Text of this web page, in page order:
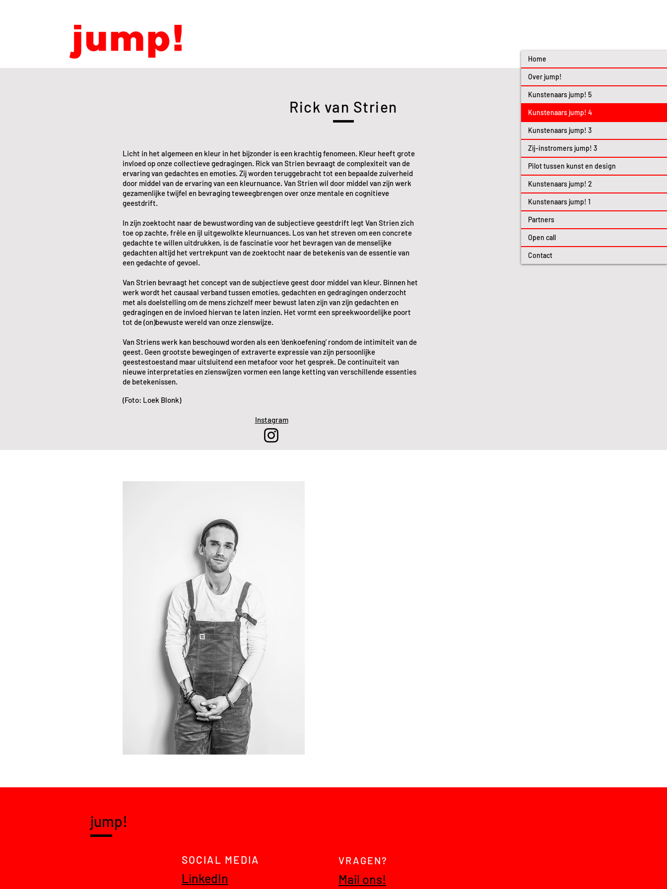
Home
Over jump!
Kunstenaars jump! 5
Kunstenaars jump! 4
Kunstenaars jump! 3
Zij-instromers jump! 3
Pilot tussen kunst en design
Kunstenaars jump! 2
Kunstenaars jump! 1
Partners
Open call
Contact
Rick van Strien
Licht in het algemeen en kleur in het bijzonder is een krachtig fenomeen. Kleur heeft grote
invloed op onze collectieve gedragingen. Rick van Strien bevraagt de complexiteit van de
ervaring van gedachtes en emoties. Zij worden teruggebracht tot een bepaalde zuiverheid
door middel van de ervaring van een kleurnuance. Van Strien wil door middel van zijn werk
gezamenlijke twijfel en bevraging teweegbrengen over onze mentale en cognitieve
geestdrift.
In zijn zoektocht naar de bewustwording van de subjectieve geestdrift legt Van Strien zich
toe op zachte, frêle en ijl uitgewolkte kleurnuances. Los van het streven om een concrete
gedachte te willen uitdrukken, is de fascinatie voor het bevragen van de menselijke
gedachten altijd het vertrekpunt van de zoektocht naar de betekenis van de essentie van
een gedachte of gevoel.
Van Strien bevraagt het concept van de subjectieve geest door middel van kleur. Binnen het
werk wordt het causaal verband tussen emoties, gedachten en gedragingen onderzocht
met als doelstelling om de mens zichzelf meer bewust laten zijn van zijn gedachten en
gedragingen en de invloed hiervan te laten inzien. Het vormt een spreekwoordelijke poort
tot de (on)bewuste wereld van onze zienswijze.
Van Striens werk kan beschouwd worden als een ‘denkoefening’ rondom de intimiteit van de
geest. Geen grootste bewegingen of extraverte expressie van zijn persoonlijke
geestestoestand maar uitsluitend een metafoor voor het gesprek. De continuïteit van
nieuwe interpretaties en zienswijzen vormen een lange ketting van verschillende essenties
de betekenissen.
(Foto: Loek Blonk)
Instagram
jump!
SOCIAL MEDIA
LinkedIn
VRAGEN?
Mail ons!